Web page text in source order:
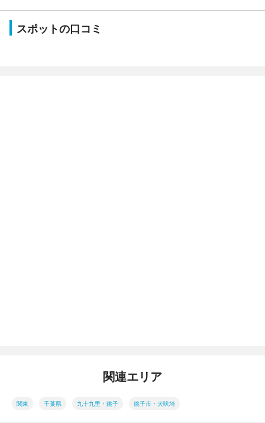
スポットの口コミ
関連エリア
関東 千葉県 九十九里・銚子 銚子市・犬吠埼